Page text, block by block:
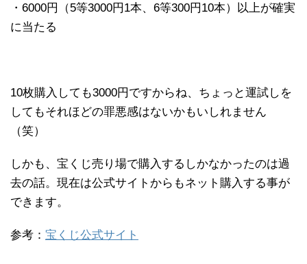
・6000円（5等3000円1本、6等300円10本）以上が確実
に当たる
10枚購入しても3000円ですからね、ちょっと運試しを
してもそれほどの罪悪感はないかもいしれません
（笑）
しかも、宝くじ売り場で購入するしかなかったのは過
去の話。現在は公式サイトからもネット購入する事が
できます。
参考： 宝くじ公式サイト